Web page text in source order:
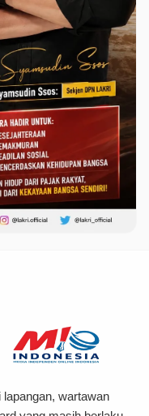
wartawan